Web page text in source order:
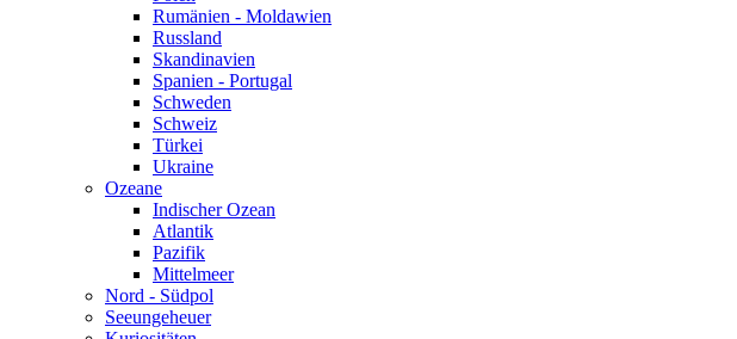
Rumänien - Moldawien
Russland
Skandinavien
Spanien - Portugal
Schweden
Schweiz
Türkei
Ukraine
Ozeane
Indischer Ozean
Atlantik
Pazifik
Mittelmeer
Nord - Südpol
Seeungeheuer